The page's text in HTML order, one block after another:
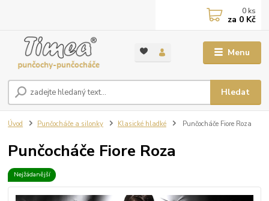
Menu
Hledat
0 ks
za 0 Kč
Úvod Punčocháče a silonky Klasické hladké Punčocháče Fiore Roza
Punčocháče Fiore Roza
Nejžádanější